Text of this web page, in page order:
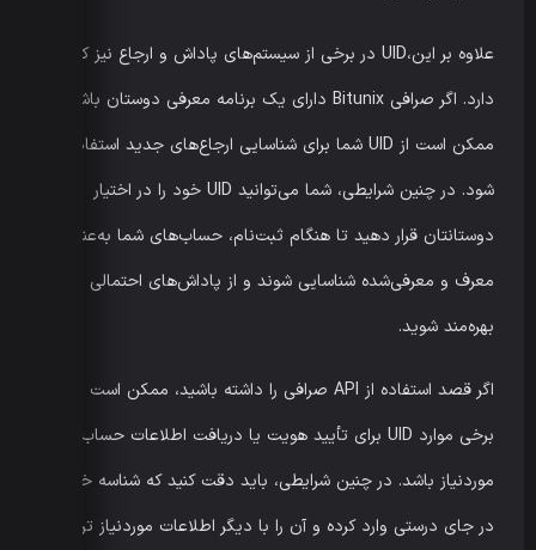
علاوه بر این،UID در برخی از سیستم‌های پاداش و ارجاع نیز کاربرد
دارد. اگر صرافی Bitunix دارای یک برنامه معرفی دوستان باشد،
ممکن است از UID شما برای شناسایی ارجاع‌های جدید استفاده
شود. در چنین شرایطی، شما می‌توانید UID خود را در اختیار
دوستانتان قرار دهید تا هنگام ثبت‌نام، حساب‌های شما به‌عنوان
معرف و معرفی‌شده شناسایی شوند و از پاداش‌های احتمالی
بهره‌مند شوید.
اگر قصد استفاده از API صرافی را داشته باشید، ممکن است در
برخی موارد UID برای تأیید هویت یا دریافت اطلاعات حساب
موردنیاز باشد. در چنین شرایطی، باید دقت کنید که شناسه خود را
در جای درستی وارد کرده و آن را با دیگر اطلاعات موردنیاز ترکیب